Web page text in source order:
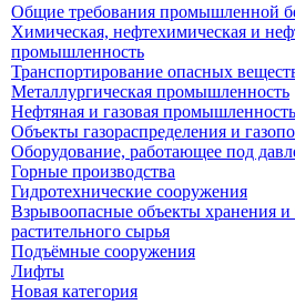
Общие требования промышленной
Химическая, нефтехимическая и
промышленность
Транспортирование опасных
Металлургическая промышленность
Нефтяная и газовая промышленность
Объекты газораспределения и
Оборудование, работающее под
Горные производства
Гидротехнические сооружения
Взрывоопасные объекты хранения и
растительного сырья
Подъёмные сооружения
Лифты
Новая категория